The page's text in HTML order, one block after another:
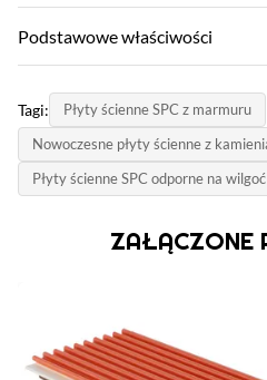
Termite Resistance:
Size:
600 mm*3000 mm
Durability:
Ognioodporne, izolacja cieplna,
Podstawowe właściwości
ZhuoKang
Model produktu:
Panel ściany SPC
świadectwo:
Tagi:
Płyty ścienne SPC z marmuru
Nowoczesne płyty ścienne z
Płyty ścienne SPC odporne na wilgoć
ZAŁĄCZONE